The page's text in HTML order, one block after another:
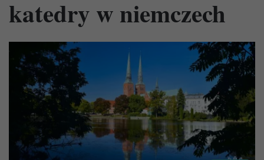
katedry w niemczech